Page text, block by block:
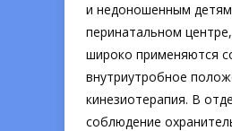
и недоношенным
перинатальном
широко применяются
внутриутробное
кинезиотерапия. В
соблюдение